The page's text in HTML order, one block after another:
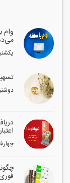
وام
1405/2/27
1401/2/12
1399/10/10